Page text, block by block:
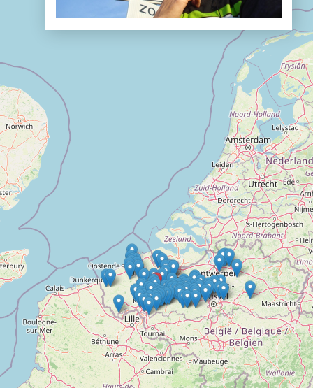
Doelloos
Ronde Van Flandriën
Dhr. Dries
Schapentocht
Het lossen van de kunst
Kerkstraten
7 rollen van Steven Seagal
Dodentocht
Redelijk slecht weer
In vogelvlucht